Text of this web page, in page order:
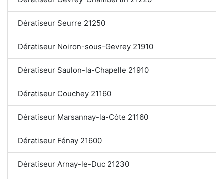
Dératiseur Seurre 21250
Dératiseur Noiron-sous-Gevrey 21910
Dératiseur Saulon-la-Chapelle 21910
Dératiseur Couchey 21160
Dératiseur Marsannay-la-Côte 21160
Dératiseur Fénay 21600
Dératiseur Arnay-le-Duc 21230